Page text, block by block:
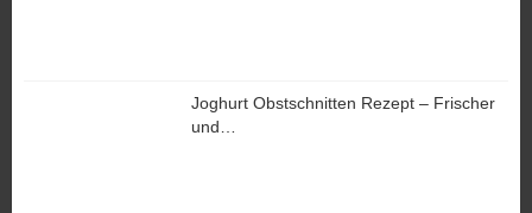
Joghurt Obstschnitten Rezept – Frischer
und…